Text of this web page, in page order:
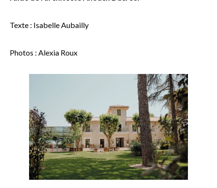
Texte : Isabelle Aubailly
Photos : Alexia Roux